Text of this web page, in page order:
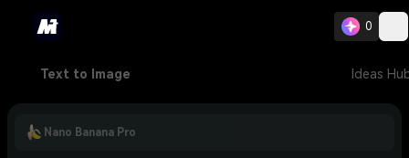
0
Text to Image Ideas
Nano Banana Pro